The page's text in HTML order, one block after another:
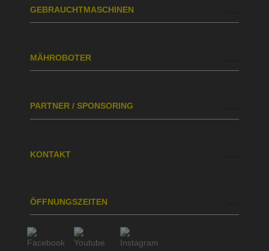
GEBRAUCHTMASCHINEN
MÄHROBOTER
PARTNER / SPONSORING
KONTAKT
ÖFFNUNGSZEITEN